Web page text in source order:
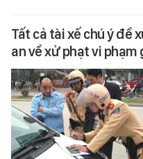
Tất cả tài xế chú ý đề
an về xử phạt vi phạm